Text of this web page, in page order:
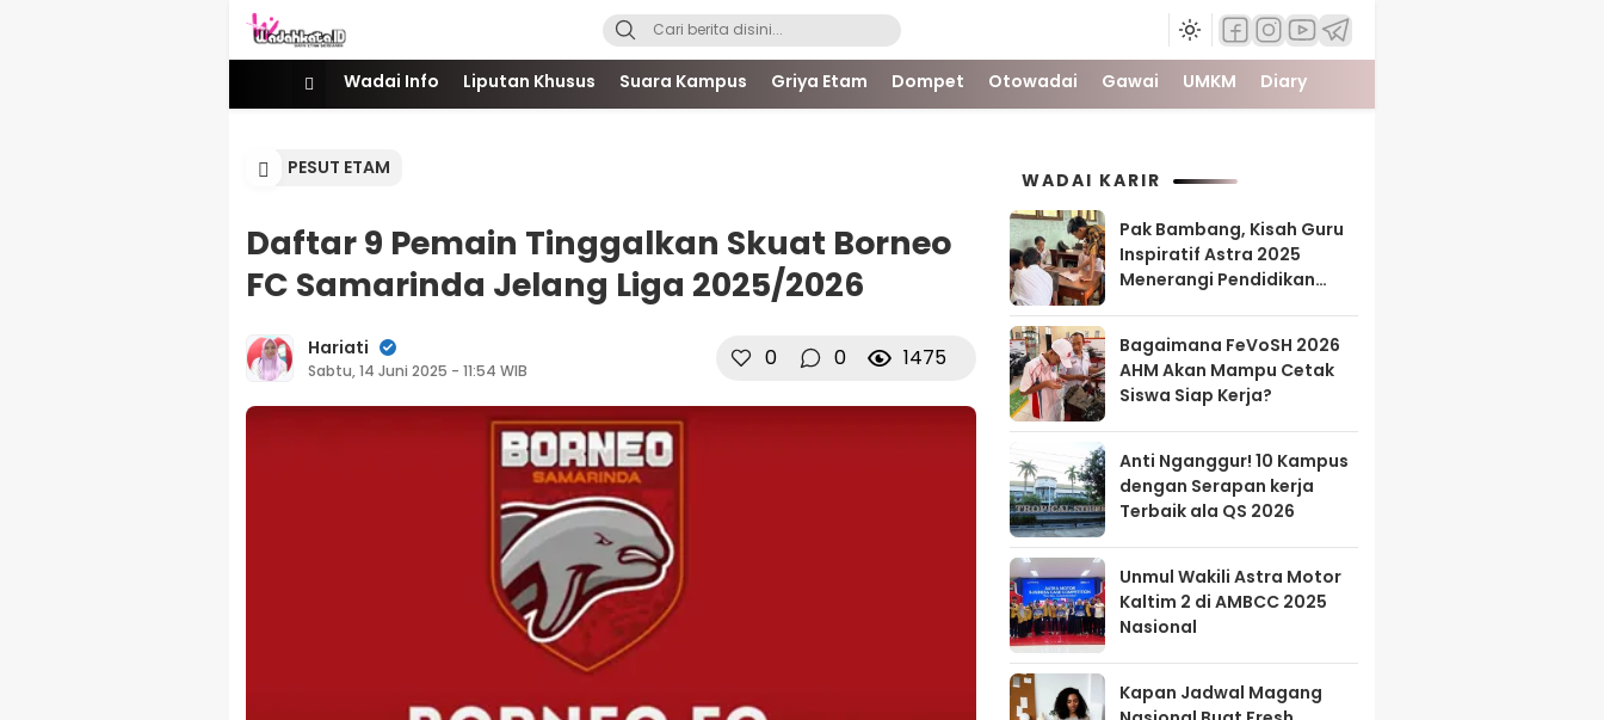
Gaya Etam Bersuara
Wadai Info Liputan Khusus Suara Kampus Griya Etam Dompet Otowadai Gawai UMKM Diary
PESUT ETAM
Daftar 9 Pemain Tinggalkan Skuat Borneo
FC Samarinda Jelang Liga 2025/2026
Hariati
Sabtu, 14 Juni 2025 - 11:54 WIB 0 0 1475
WADAI KARIR
Pak Bambang, Kisah Guru
Inspiratif Astra 2025
Menerangi Pendidikan
Bagaimana FeVoSH 2026
AHM Akan Mampu Cetak
Siswa Siap Kerja?
Anti Nganggur! 10 Kampus
dengan Serapan kerja
Terbaik ala QS 2026
Unmul Wakili Astra Motor
Kaltim 2 di AMBCC 2025
Nasional
Kapan Jadwal Magang